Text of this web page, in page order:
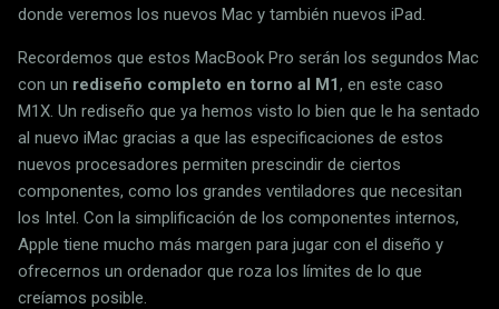
donde veremos los nuevos Mac y también nuevos iPad.
Recordemos que estos MacBook Pro serán los segundos Mac
con un rediseño completo en torno al M1, en este caso
M1X. Un rediseño que ya hemos visto lo bien que le ha sentado
al nuevo iMac gracias a que las especificaciones de estos
nuevos procesadores permiten prescindir de ciertos
componentes, como los grandes ventiladores que necesitan
los Intel. Con la simplificación de los componentes internos,
Apple tiene mucho más margen para jugar con el diseño y
ofrecernos un ordenador que roza los límites de lo que
creíamos posible.